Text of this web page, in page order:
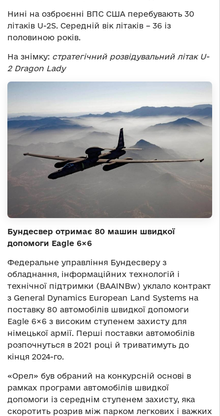
Нині на озброєнні ВПС США перебувають 30
літаків U-2S. Середній вік літаків – 36 із
половиною років.
На знімку: стратегічний розвідувальний літак U-
2 Dragon Lady
Бундесвер отримає 80 машин швидкої
допомоги Eagle 6×6
Федеральне управління Бундесверу з
обладнання, інформаційних технологій і
технічної підтримки (BAAINBw) уклало контракт
з General Dynamics European Land Systems на
поставку 80 автомобілів швидкої допомоги
Eagle 6×6 з високим ступенем захисту для
німецької армії. Перші поставки автомобілів
розпочнуться в 2021 році й триватимуть до
кінця 2024-го.
«Орел» був обраний на конкурсній основі в
рамках програми автомобілів швидкої
допомоги із середнім ступенем захисту, яка
скоротить розрив між парком легкових і важких